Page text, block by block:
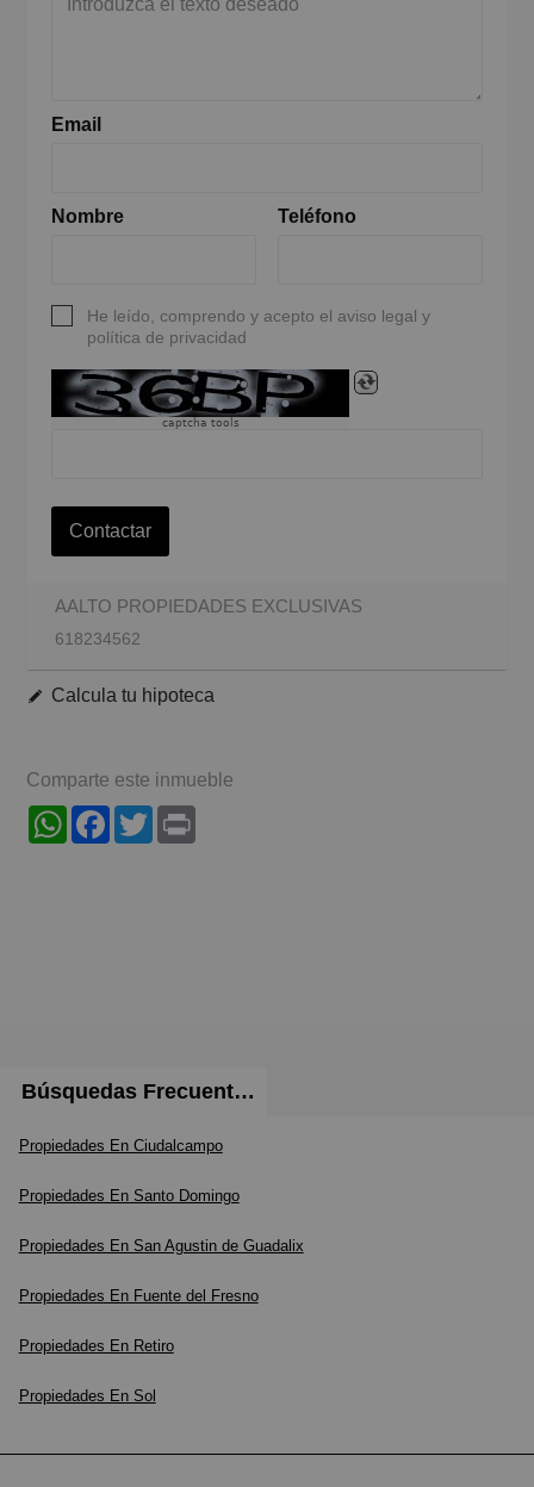
Email
Nombre Teléfono
He leído, comprendo y acepto el aviso legal y
política de privacidad
captcha tools
Contactar
AALTO PROPIEDADES EXCLUSIVAS
618234562
Calcula tu hipoteca
Comparte este inmueble
WhatsAppFacebook
Twitter
Búsquedas Frecuentes
Propiedades En Ciudalcampo
Propiedades En Santo Domingo
Propiedades En San Agustin de Guadalix
Propiedades En Fuente del Fresno
Propiedades En Retiro
Propiedades En Sol